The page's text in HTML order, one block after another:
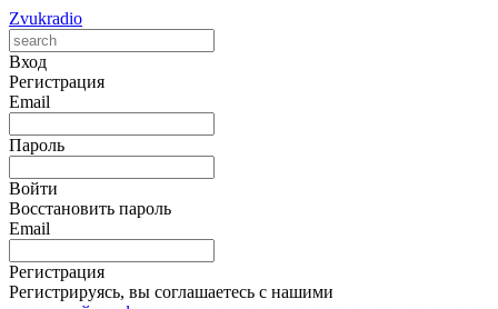
Zvukradio
Вход
Регистрация
Email
Пароль
Войти
Восстановить пароль
Email
Регистрация
Регистрируясь, вы соглашаетесь с нашими